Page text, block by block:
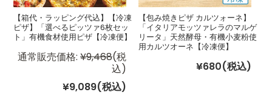
【箱代・ラッピング代込】【冷凍
ピザ】「選べるピッツァ6枚セッ
ト」有機食材使用ピザ【冷凍便】
通常販売価格: ¥9,468(税
込)
¥9,089(税込)
【包み焼きピザ カルツォーネ】
「イタリアモッツァレラのマルゲ
リータ」天然酵母・有機小麦粉使
用カルツオーネ【冷凍便】
¥680(税込)